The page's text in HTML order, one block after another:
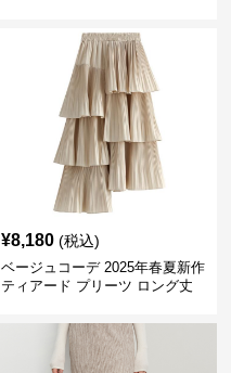
¥8,180 (税込)
ベージュコーデ 2025年春夏新作
ティアード プリーツ ロング丈